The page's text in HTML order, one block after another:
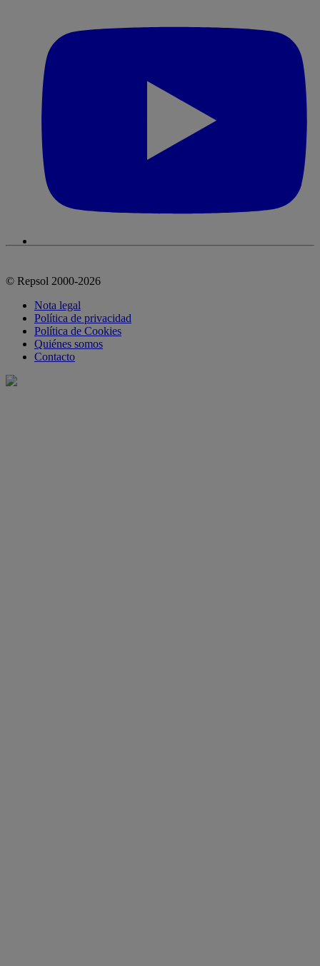
© Repsol 2000-2026
Nota legal
Política de privacidad
Política de Cookies
Quiénes somos
Contacto